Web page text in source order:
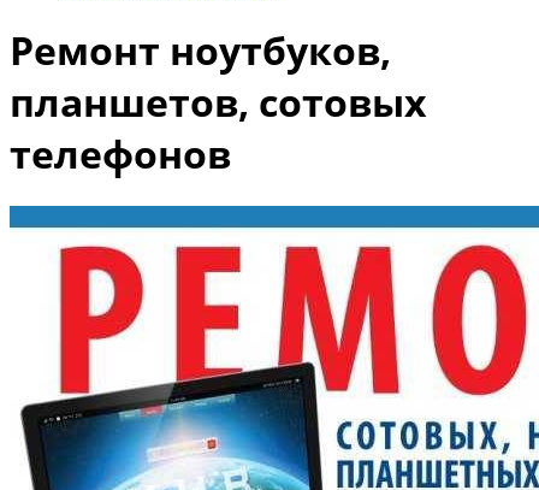
Ремонт ноутбуков,
планшетов, сотовых
телефонов